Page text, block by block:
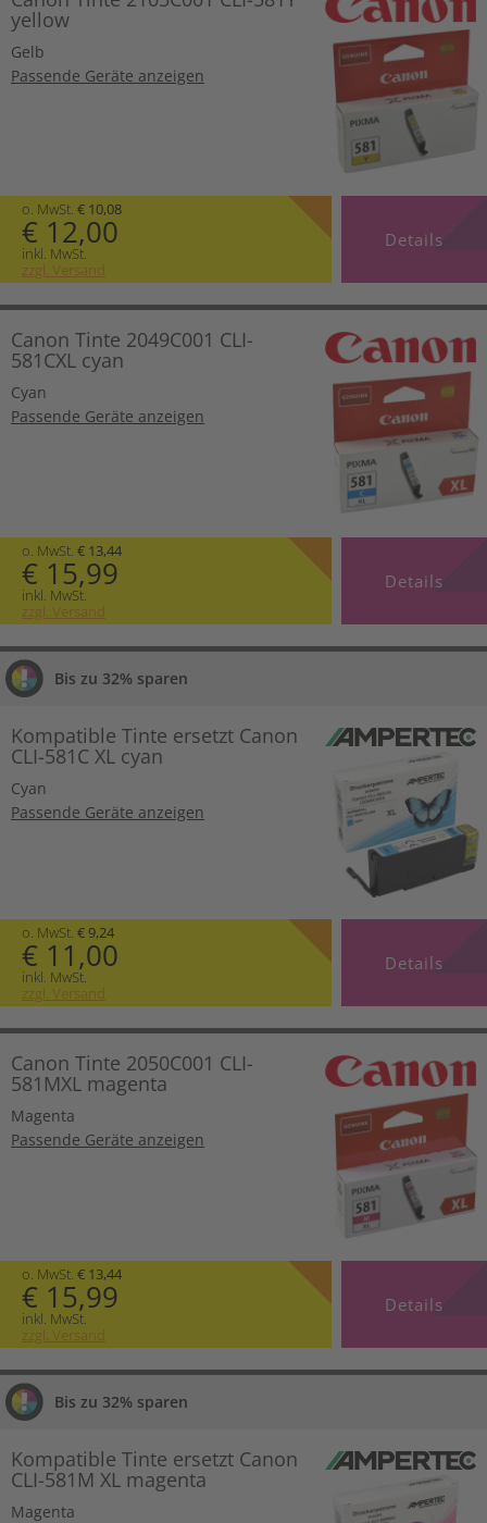
yellow
Gelb
Passende Geräte anzeigen
o. MwSt. € 10,08
€ 12,00
inkl. MwSt.
zzgl. Versand
Details
Canon Tinte 2049C001 CLI-
581CXL cyan
Cyan
Passende Geräte anzeigen
o. MwSt. € 13,44
€ 15,99
inkl. MwSt.
zzgl. Versand
Details
Bis zu 32% sparen
Kompatible Tinte ersetzt Canon
CLI-581C XL cyan
Cyan
Passende Geräte anzeigen
o. MwSt. € 9,24
€ 11,00
inkl. MwSt.
zzgl. Versand
Details
Canon Tinte 2050C001 CLI-
581MXL magenta
Magenta
Passende Geräte anzeigen
o. MwSt. € 13,44
€ 15,99
inkl. MwSt.
zzgl. Versand
Details
Bis zu 32% sparen
Kompatible Tinte ersetzt Canon
CLI-581M XL magenta
Magenta